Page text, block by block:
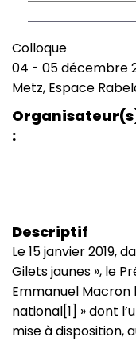
Type
de
manifestation
Colloque
Date
(smart)
04 - 05 décembre
Lieu
Metz, Espace
Descriptif
Le 15 janvier 2019,
Gilets jaunes », le
Emmanuel Macron
national[1] » dont
mise à disposition,